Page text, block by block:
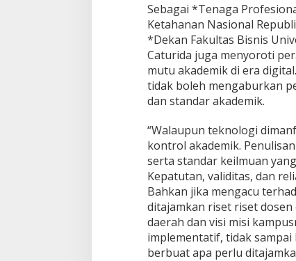
Sebagai *Tenaga
Ketahanan Nasional
*Dekan Fakultas Bisnis
Caturida juga menyoroti
mutu akademik di era
tidak boleh mengaburkan
dan standar akademik.
“Walaupun teknologi
kontrol akademik.
serta standar keilmuan
Kepatutan, validitas, dan
Bahkan jika mengacu
ditajamkan riset riset
daerah dan visi misi
implementatif, tidak
berbuat apa perlu